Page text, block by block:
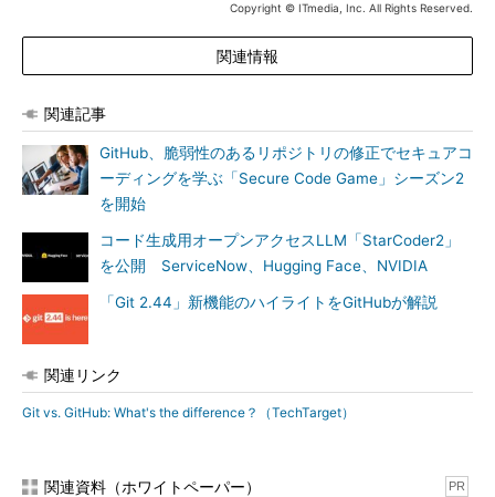
Copyright © ITmedia, Inc. All Rights Reserved.
関連情報
関連記事
GitHub、脆弱性のあるリポジトリの修正でセキュアコ
ーディングを学ぶ「Secure Code Game」シーズン2
を開始
コード生成用オープンアクセスLLM「StarCoder2」
を公開 ServiceNow、Hugging Face、NVIDIA
「Git 2.44」新機能のハイライトをGitHubが解説
関連リンク
Git vs. GitHub: What's the difference？（TechTarget）
関連資料（ホワイトペーパー） PR